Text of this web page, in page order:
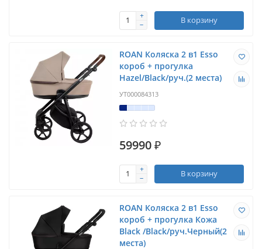
В корзину
ROAN Коляска 2 в1 Esso
короб + прогулка
Hazel/Black/руч.(2 места)
УТ000084313
59990 ₽
В корзину
ROAN Коляска 2 в1 Esso
короб + прогулка Кожа
Black /Black/руч.Черный(2
места)